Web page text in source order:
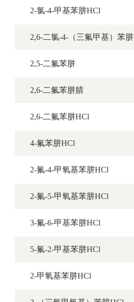
2-氯-4-甲基苯肼HCl
2,6-二氯-4-（三氟甲基）苯肼
2,5-二氟苯肼
2,6-二氟苯肼腈
2,6-二氟苯肼HCl
4-氟苯肼HCl
2-氟-4-甲氧基苯肼HCl
2-氟-5-甲氧基苯肼HCl
3-氟-6-甲基苯肼HCl
5-氟-2-甲基苯肼HCl
2-甲氧基苯肼HCl